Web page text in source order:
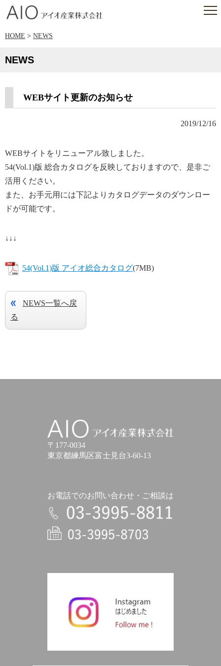
HOME > NEWS
NEWS
WEBサイト更新のお知らせ
2019/12/16
WEBサイトをリニューアル致しました。
54(Vol.1)版 総合カタログを反映しておりますので、是非ご
活用ください。
また、お手元用には下記よりカタログデータのダウンロー
ドが可能です。
↓↓↓
54(Vol.1)版 アイオ総合カタログ(7MB)
NEWS一覧へ戻
る
アイオ産業株式会社
〒177-0034
東京都練馬区富士見台3-60-13
お電話でのお問い合わせ・ご相談は
電話